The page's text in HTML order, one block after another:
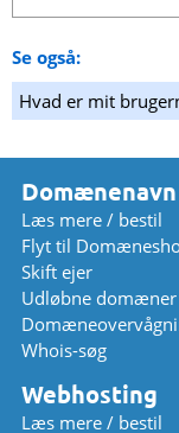
Se også:
Hvad er mit
Domænenavn
Læs mere / bestil
Flyt til
Skift ejer
Udløbne domæner
Whois-søg
Webhosting
Læs mere / bestil